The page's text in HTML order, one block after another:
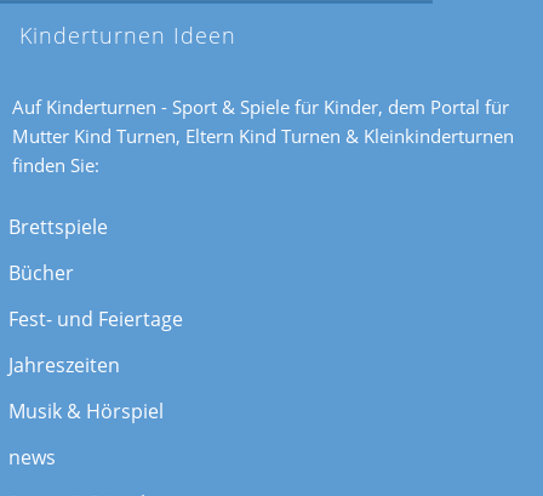
Kinderturnen Ideen
Auf Kinderturnen - Sport & Spiele für Kinder, dem Portal für
Mutter Kind Turnen, Eltern Kind Turnen & Kleinkinderturnen
finden Sie:
Brettspiele
Bücher
Fest- und Feiertage
Jahreszeiten
Musik & Hörspiel
news